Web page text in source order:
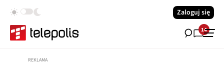
Zaloguj się
14